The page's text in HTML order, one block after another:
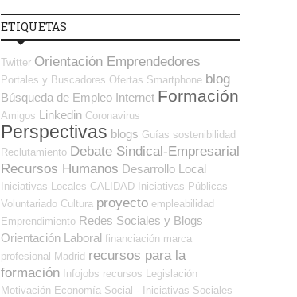
ETIQUETAS
Twitter Orientación Emprendedores
Portales y Buscadores Ofertas Smartphone blog
Búsqueda de Empleo Internet Formación
Amigos Linkedin Coronavirus
Perspectivas blogs Guías sostenibilidad
Reclutamiento Debate Sindical-Empresarial
Recursos Humanos Desarrollo Local
Iniciativas Locales CALIDAD Iniciativas Públicas
Voluntariado Cultura proyecto empleabilidad
Emprendimiento Redes Sociales y Blogs
Orientación Laboral financiación marca
profesional
Madrid recursos para la
formación Infojobs recursos
Legislación
Motivación Economía Social - Iniciativas Sociales